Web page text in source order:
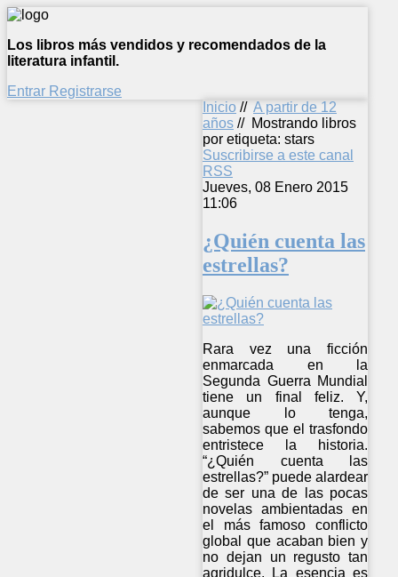
Los libros más vendidos y recomendados de la
literatura infantil.
Entrar Registrarse
Inicio // A partir de 12
años // Mostrando libros
por etiqueta: stars
Suscribirse a este canal
RSS
Jueves, 08 Enero 2015
11:06
¿Quién cuenta las
estrellas?
Rara vez una ficción
enmarcada en la
Segunda Guerra Mundial
tiene un final feliz. Y,
aunque lo tenga,
sabemos que el trasfondo
entristece la historia.
“¿Quién cuenta las
estrellas?” puede alardear
de ser una de las pocas
novelas ambientadas en
el más famoso conflicto
global que acaban bien y
no dejan un regusto tan
agridulce. La esencia es